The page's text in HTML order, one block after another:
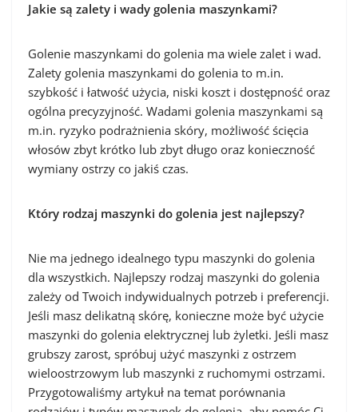
Jakie są zalety i wady golenia maszynkami?
Golenie maszynkami do golenia ma wiele zalet i wad.
Zalety golenia maszynkami do golenia to m.in.
szybkość i łatwość użycia, niski koszt i dostępność oraz
ogólna precyzyjność. Wadami golenia maszynkami są
m.in. ryzyko podrażnienia skóry, możliwość ścięcia
włosów zbyt krótko lub zbyt długo oraz konieczność
wymiany ostrzy co jakiś czas.
Który rodzaj maszynki do golenia jest najlepszy?
Nie ma jednego idealnego typu maszynki do golenia
dla wszystkich. Najlepszy rodzaj maszynki do golenia
zależy od Twoich indywidualnych potrzeb i preferencji.
Jeśli masz delikatną skórę, konieczne może być użycie
maszynki do golenia elektrycznej lub żyletki. Jeśli masz
grubszy zarost, spróbuj użyć maszynki z ostrzem
wieloostrzowym lub maszynki z ruchomymi ostrzami.
Przygotowaliśmy artykuł na temat porównania